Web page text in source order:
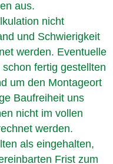
aus.
nicht
und Schwierigkeit
werden. Eventuelle
fertig gestellten
um den Montageort
Baufreiheit uns
nicht im vollen
werden.
als eingehalten,
Frist zum